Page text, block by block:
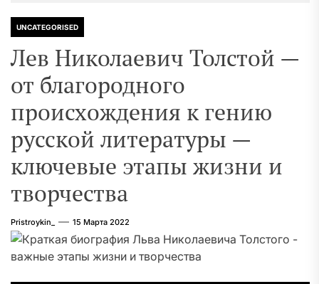
UNCATEGORISED
Лев Николаевич Толстой —
от благородного
происхождения к гению
русской литературы —
ключевые этапы жизни и
творчества
Pristroykin_ 15 Марта 2022